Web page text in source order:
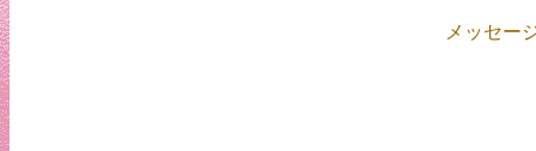
メッセー